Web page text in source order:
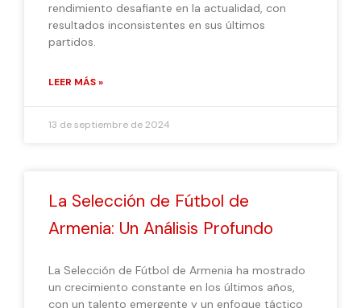
rendimiento desafiante en la actualidad, con
resultados inconsistentes en sus últimos
partidos.
LEER MÁS »
13 de septiembre de 2024
La Selección de Fútbol de
Armenia: Un Análisis Profundo
La Selección de Fútbol de Armenia ha mostrado
un crecimiento constante en los últimos años,
con un talento emergente y un enfoque táctico